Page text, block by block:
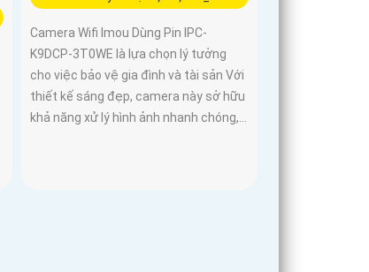
Camera Wifi Imou Dùng Pin IPC-
K9DCP-3T0WE là lựa chọn lý tưởng
cho việc bảo vệ gia đình và tài sản Với
thiết kế sáng đẹp, camera này sở hữu
khả năng xử lý hình ảnh nhanh chóng,...